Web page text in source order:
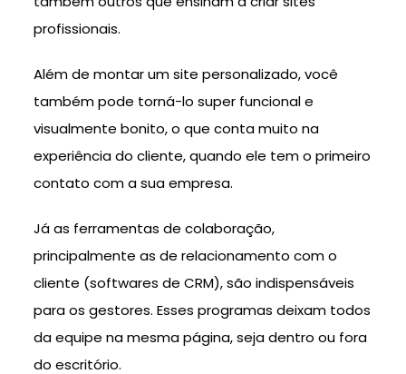
profissionais.
Além de montar um site personalizado, você
também pode torná-lo super funcional e
visualmente bonito, o que conta muito na
experiência do cliente, quando ele tem o primeiro
contato com a sua empresa.
Já as ferramentas de colaboração,
principalmente as de relacionamento com o
cliente (softwares de CRM), são indispensáveis
para os gestores. Esses programas deixam todos
da equipe na mesma página, seja dentro ou fora
do escritório.